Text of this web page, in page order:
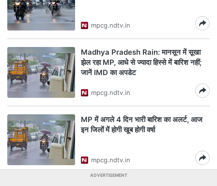
mpcg.ndtv.in
Madhya Pradesh Rain: मानसून में सूखा
झेल रहा MP, आधे से ज्यादा हिस्से में बारिश नहीं;
जानें IMD का अपडेट
mpcg.ndtv.in
MP में अगले 4 दिन भारी बारिश का अलर्ट, आज
इन जिलों में होगी खूब होगी वर्षा
mpcg.ndtv.in
ADVERTISEMENT